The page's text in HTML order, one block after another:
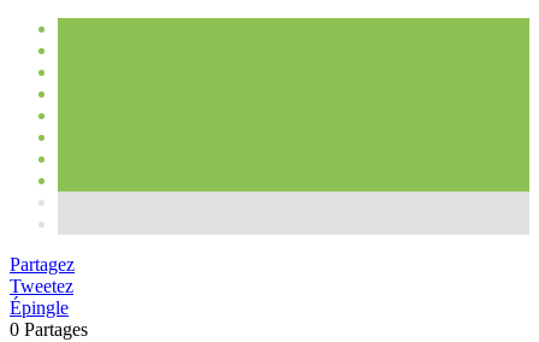
Partagez
Tweetez
Épingle
0 Partages